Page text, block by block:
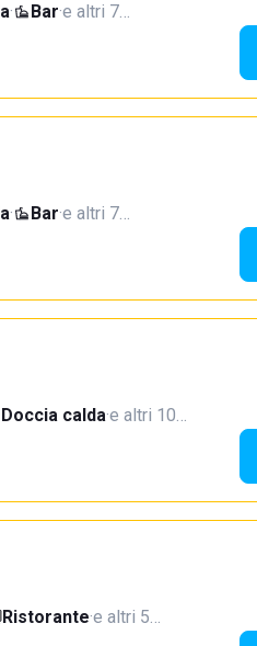
· Bar·e altri 7…
· Bar·e altri 7…
Doccia calda·e altri 10…
Ristorante·e altri 5…